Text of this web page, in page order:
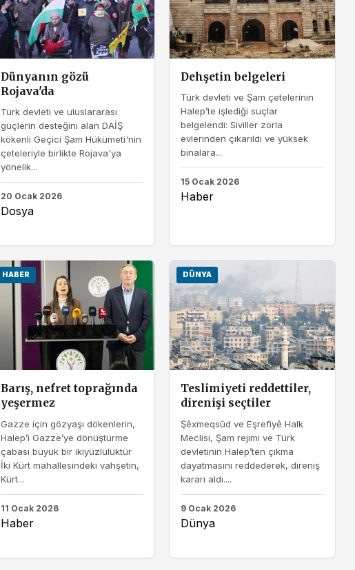
Dünyanın gözü
Rojava'da
Türk devleti ve uluslararası
güçlerin desteğini alan DAİŞ
kökenli Geçici Şam Hükümeti'nin
çeteleriyle birlikte Rojava'ya
yönelik...
20 Ocak 2026
Dosya
Dehşetin belgeleri
Türk devleti ve Şam çetelerinin
Halep’te işlediği suçlar
belgelendi: Siviller zorla
evlerinden çıkarıldı ve yüksek
binalara...
15 Ocak 2026
Haber
HABER
Barış, nefret toprağında
yeşermez
Gazze için gözyaşı dökenlerin,
Halep’i Gazze’ye dönüştürme
çabası büyük bir ikiyüzlülüktür
İki Kürt mahallesindeki vahşetin,
Kürt...
11 Ocak 2026
Haber
DÜNYA
Teslimiyeti reddettiler,
direnişi seçtiler
Şêxmeqsûd ve Eşrefiyê Halk
Meclisi, Şam rejimi ve Türk
devletinin Halep’ten çıkma
dayatmasını reddederek, direniş
kararı aldı....
9 Ocak 2026
Dünya